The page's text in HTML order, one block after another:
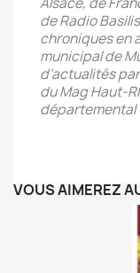
de Radio
chroniques en
municipal de
d’actualités
du Mag Haut-
départemental
VOUS AIMEREZ